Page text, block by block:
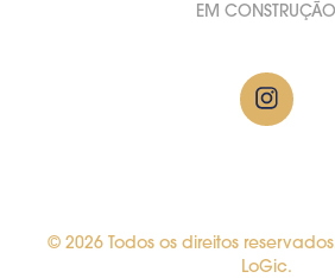
EM CONSTRUÇÃO
© 2026 Todos os direitos
LoGic.